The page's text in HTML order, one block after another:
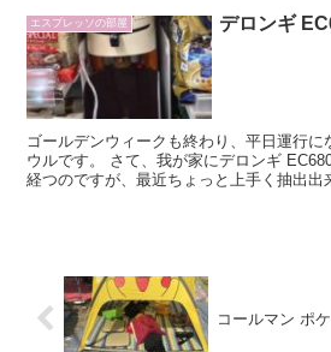
エスプレッソの部屋 デロンギ
ゴールデンウィークも終わり、平日運行に
ウルです。 さて、我が家にデロンギ
経つのですが、最近ちょっと上手く抽出
コールマン ポ